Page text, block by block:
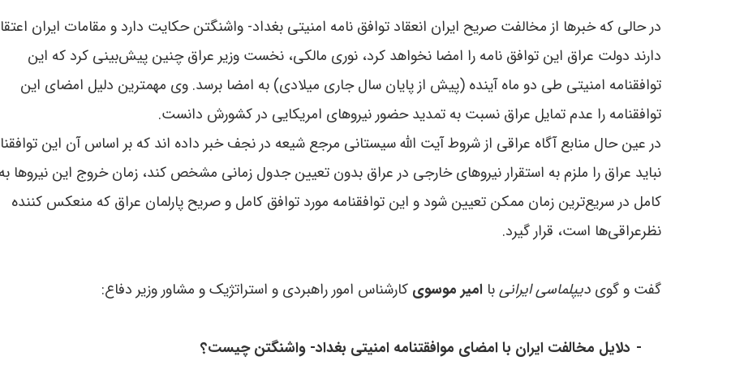
در حالی که خبرها از مخالفت صریح ایران انعقاد توافق نامه امنیتی بغداد- واشنگتن حکایت دارد و مقامات ایران
دارند دولت عراق این توافق نامه را امضا نخواهد کرد، نوری مالکى، نخست وزیر عراق چنین پيش‌بينى کرد که اين
توافقنامه امنیتی طى دو ماه آينده (پيش از پايان سال جارى ميلادى) به امضا برسد. وى مهمترين دليل امضاى اين
توافقنامه را عدم تمايل عراق نسبت به تمديد حضور نيروهاى امريکايى در کشورش دانست.
در عین حال منابع آگاه عراقى از شروط آيت ‌الله سيستانى مرجع شيعه در نجف خبر داده اند که بر اساس آن اين
نباید عراق را ملزم به استقرار نيروهاى خارجى در عراق بدون تعيين جدول زمانى مشخص کند، زمان خروج اين نيروها
کامل در سريع‌ترين زمان ممکن تعيين شود و اين توافقنامه مورد توافق کامل و صريح پارلمان عراق که منعکس کننده‌
نظرعراقى‌ها است، قرار گيرد.
گفت و گوی دیپلماسی ایرانیبا امیر موسوی کارشناس امور راهبردی و استراتژیک و مشاور وزیر دفاع:
- دلایل مخالفت ایران با امضای موافقتنامه امنیتی بغداد- واشنگتن چیست؟